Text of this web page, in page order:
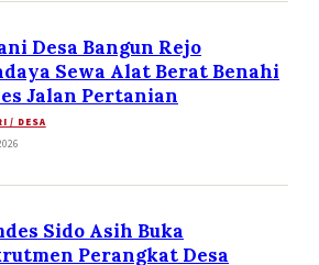
Desa Bangun Rejo
Sewa Alat Berat Benahi
Jalan Pertanian
/ DESA
Sido Asih Buka
Perangkat Desa